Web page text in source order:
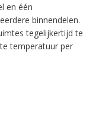
en één
binnendelen.
tegelijkertijd te
temperatuur per